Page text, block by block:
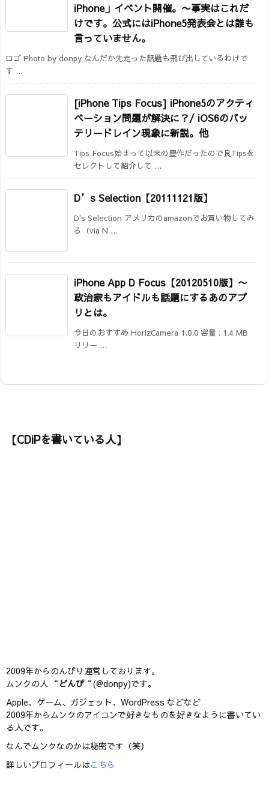
iPhone」イベント開催。 〜事実はこれだ
けです。公式にはiPhone5発表会とは誰も
言っていません。
ロゴ Photo by donpy なんだか先走った話題も飛び出しているわけで
す ...
[iPhone Tips Focus] iPhone5のアクティ
ベーション問題が解決に？/ iOS6のバッ
テリードレイン現象に新説。他
Tips Focus始まって以来の豊作だったので良Tipsを
セレクトして紹介して ...
D’s Selection【20111121版】
D's Selection アメリカのamazonでお買い物してみ
る（via N ...
iPhone App D Focus【20120510版】 〜
政治家もアイドルも話題にするあのアプ
リとは。
今日のおすすめ HorizCamera 1.0.0 容量 : 1.4 MB
リリー ...
【CDiPを書いている人】
2009年からのんびり運営しております。
ムンクの人 “ どんぴ“(@donpy)です。
Apple、ゲーム、ガジェット、WordPress などなど
2009年からムンクのアイコンで好きなものを好きなように書いてい
る人です。
なんでムンクなのかは秘密です（笑）
詳しいプロフィールはこちら